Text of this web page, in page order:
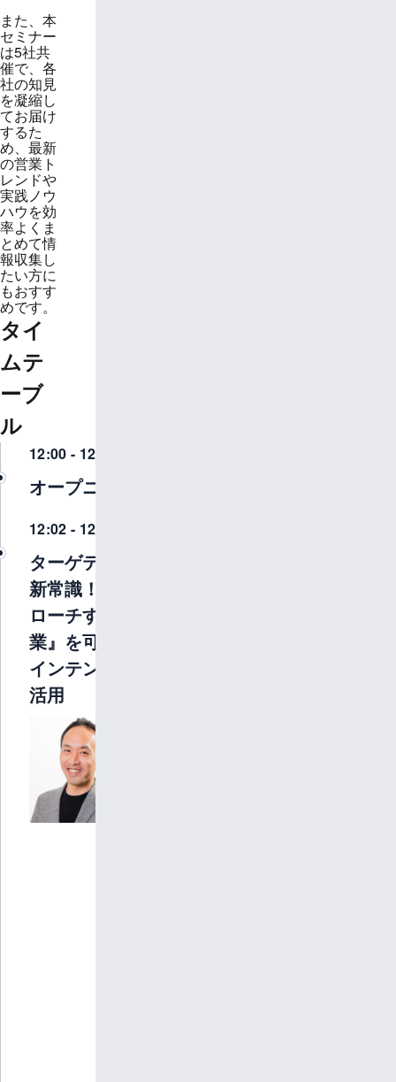
また、本
セミナー
は5社共
催で、各
社の知見
を凝縮し
てお届け
するた
め、最新
の営業ト
レンドや
実践ノウ
ハウを効
率よくま
とめて情
報収集し
たい方に
もおすす
めです。
タイ
ムテ
ーブ
ル
12:00 - 12:02
オープニング
12:02 - 12:13
ターゲティングの
新常識！『今アプ
ローチすべき企
業』を可視化する
インテントデータ
活用